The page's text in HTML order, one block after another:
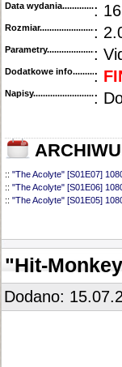
Data :
:
:
Dodatkowe :
:
:: "The Acolyte" [S01E07]
:: "The Acolyte" [S01E06]
:: "The Acolyte" [S01E05]
::"The Acolyte" [S01E01-02]
"Hit-
Dodano: